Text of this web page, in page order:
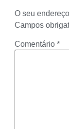
O seu
Campos
Comentário *